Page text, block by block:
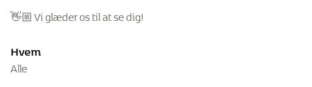
👋🏼 Vi glæder os til at se dig!
Hvem
Alle